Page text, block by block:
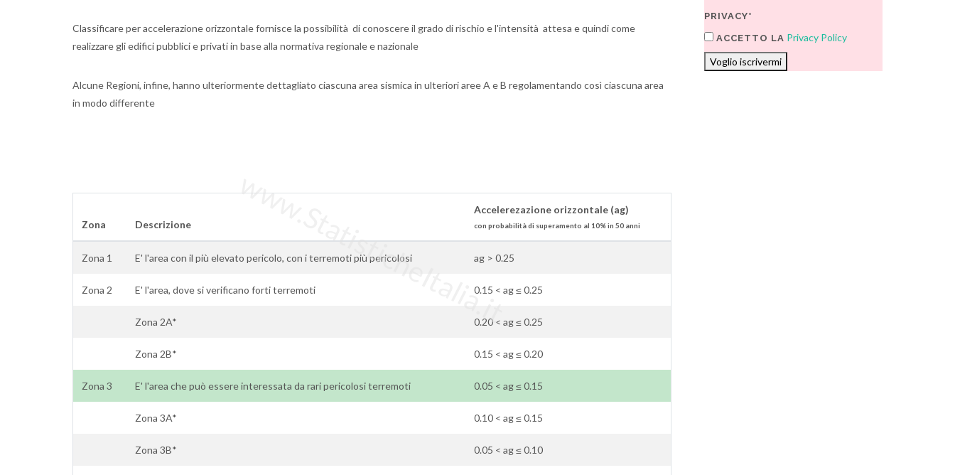
Classificare per accelerazione orizzontale fornisce la possibilità di conoscere il grado di rischio e l'intensità attesa e quindi come
realizzare gli edifici pubblici e privati in base alla normativa regionale e nazionale
Alcune Regioni, infine, hanno ulteriormente dettagliato ciascuna area sismica in ulteriori aree A e B regolamentando così ciascuna area
in modo differente
Zona Descrizione
Accelerezazione orizzontale (ag)
con probabilità di superamento al 10% in 50 anni
Zona 1 E' l'area con il più elevato pericolo, con i terremoti più pericolosi ag > 0.25
Zona 2 E' l'area, dove si verificano forti terremoti 0.15 < ag ≤ 0.25
Zona 2A* 0.20 < ag ≤ 0.25
Zona 2B* 0.15 < ag ≤ 0.20
Zona 3 E' l'area che può essere interessata da rari pericolosi terremoti 0.05 < ag ≤ 0.15
Zona 3A* 0.10 < ag ≤ 0.15
Zona 3B* 0.05 < ag ≤ 0.10
www.StatisticheItalia.it
PRIVACY*
ACCETTO LA Privacy Policy
Voglio iscrivermi